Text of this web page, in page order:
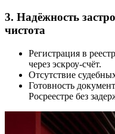
3. Надёжность
чистота
Регистрация в
через эскроу-счёт.
Отсутствие
Готовность
Росреестре без